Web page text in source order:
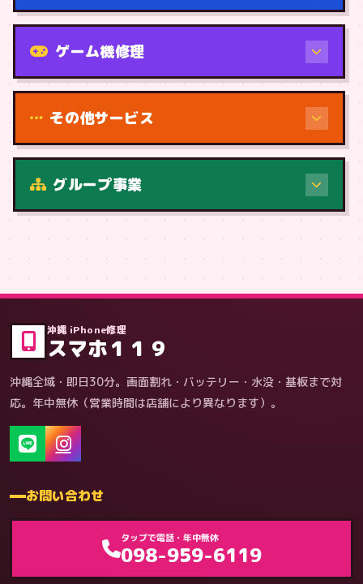
機種から
症状・内容から
ゲーム機修理
その他サービス
グループ事業
沖縄 iPhone修理
スマホ１１９
沖縄全域・即日30分。画面割れ・バッテリー・水没・基板まで対
応。年中無休（営業時間は店舗により異なります）。
お問い合わせ
タップで電話・年中無休
098-959-6119